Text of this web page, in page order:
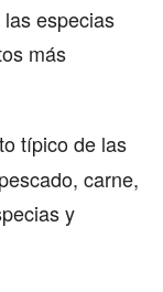
especias
más
típico de las
carne,
y